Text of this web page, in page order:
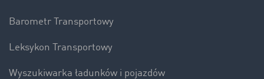
Barometr Transportowy
Leksykon Transportowy
Wyszukiwarka ładunków i pojazdów